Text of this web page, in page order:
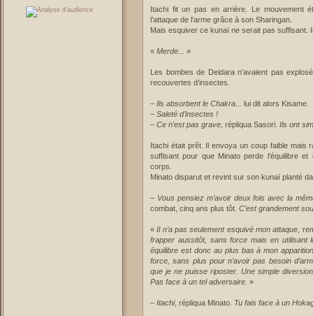
Itachi fit un pas en arrière. Le mouvement
l’attaque de l’arme grâce à son Sharingan.
Mais esquiver ce kunaï ne serait pas suffisant.
« Merde... »
Les bombes de Deidara n’avaient pas
recouvertes d’insectes.
– Ils absorbent le Chakra...
lui dit alors Kisame.
– Saleté d’insectes !
– Ce n’est pas grave , répliqua Sasori. Ils ont
Itachi était prêt. Il envoya un coup faible mais
suffisant pour que Minato perde l’équilibre
corps.
Minato disparut et revint sur son kunaï planté
– Vous pensiez m’avoir deux fois avec la
combat, cinq ans plus tôt. C’est grandement
«Il n’a pas seulement esquivé mon attaque ,
frapper aussitôt, sans force mais en
équilibre est donc au plus bas à mon
force, sans plus pour n’avoir pas besoin
que je ne puisse riposter. Une simple
Pas face à un tel adversaire. »
– Itachi, répliqua Minato. Tu fais face à un